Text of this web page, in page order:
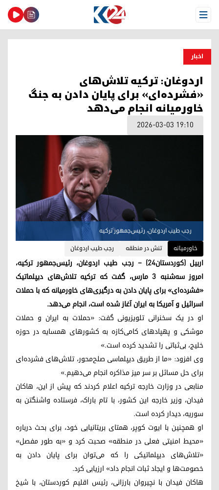
Open Menu
اخبار
اردوغان: ترکیه تلاش‌های
«فشرده‌ای» برای پایان دادن به جنگ
خاورمیانه انجام می‌دهد
2026-03-03 19:10
رجب طیب اردوغان، رئیس‌جمهور ترکیه
خاورمیانه
تنش در منطقه رجب طیب اردوغان
اربیل (کوردستان۲۴) – رجب طیب اردوغان، رئیس‌جمهور ترکیه،
امروز سه‌شنبه ۳ مارس، گفت که ترکیه تلاش‌های دیپلماتیک
«فشرده‌ای» برای پایان دادن به درگیری‌های خاورمیانه که با حملات
اسرائیل و آمریکا به ایران آغاز شده است، انجام می‌دهد.
او در یک سخنرانی تلویزیونی گفت: «حملات به ایران و حملات
موشکی و پهپادهای کامی‌کازه به کشورهای همسایه در حوزه
خلیج، بی‌ثباتی را تشدید کرده است.»
وی افزود: «ما از طریق دیپلماسی صلح‌محور، تلاش‌های فشرده‌ای
برای حل مسائل بر سر میز مذاکره انجام می‌دهیم.»
منابعی در وزارت خارجه ترکیه اعلام کردند که پیش از این، هاکان
فیدان، وزیر خارجه این کشور، با تام باراک، فرستاده واشنگتن به
سوریه، دیدار کرده است.
او همچنین با ایوت کوپر، همتای بریتانیایی خود، برای بحث درباره
«محیط امنیتی فعلی در منطقه» صحبت کرد و «به طور مفصل»
«تلاش‌های دیپلماتیکی را که می‌توان برای پایان دادن به
خصومت‌ها و ایجاد ثبات انجام داد» ارزیابی کرد.
هاکان فیدان با نچیروان بارزانی، رئیس اقلیم کوردستان، با شیخ